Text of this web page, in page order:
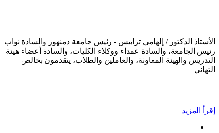
الأستاذ الدكتور / إلهامي ترابيس - رئيس جامعة دمنهور والسادة نواب
رئيس الجامعة، والسادة عمداء ووكلاء الكليات، والسادة أعضاء هيئة
التدريس والهيئة المعاونة، والعاملين والطلاب، يتقدمون بخالص
التهاني
إقرأ المزيد